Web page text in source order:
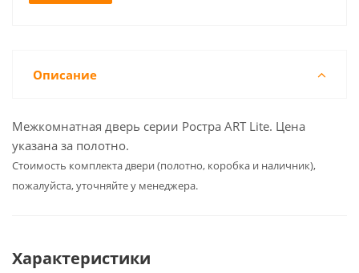
Описание
Межкомнатная дверь серии Ростра ART Lite. Цена
указана за полотно.
Cтоимость комплекта двери (полотно, коробка и наличник),
пожалуйста, уточняйте у менеджера.
Характеристики